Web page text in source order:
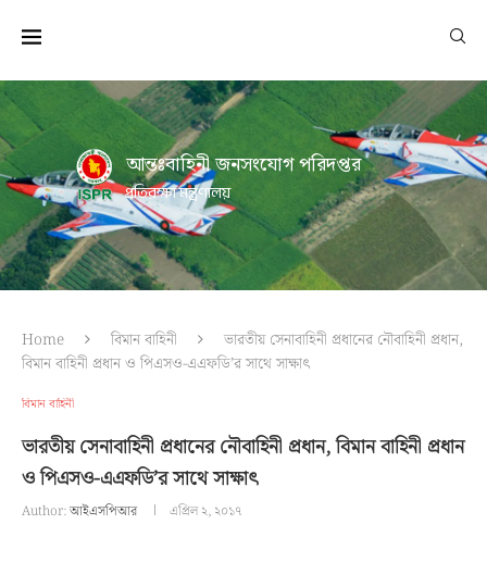
আন্তঃবাহিনী জনসংযোগ পরিদপ্তর
প্রতিরক্ষা মন্ত্রণালয়
Home বিমান বাহিনী
ভারতীয় সেনাবাহিনী প্রধানের নৌবাহিনী প্রধান,
বিমান বাহিনী প্রধান ও পিএসও-এএফডি’র সাথে সাক্ষাৎ
বিমান বাহিনী
ভারতীয় সেনাবাহিনী প্রধানের নৌবাহিনী প্রধান, বিমান বাহিনী প্রধান
ও পিএসও-এএফডি’র সাথে সাক্ষাৎ
Author:আইএসপিআর এপ্রিল ২, ২০১৭